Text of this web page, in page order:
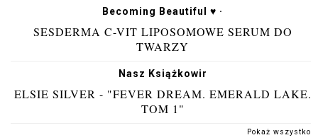
Becoming Beautiful ♥ ·
SESDERMA C-VIT LIPOSOMOWE SERUM DO
TWARZY
Nasz Książkowir
ELSIE SILVER - "FEVER DREAM. EMERALD LAKE.
TOM 1"
Pokaż wszystko